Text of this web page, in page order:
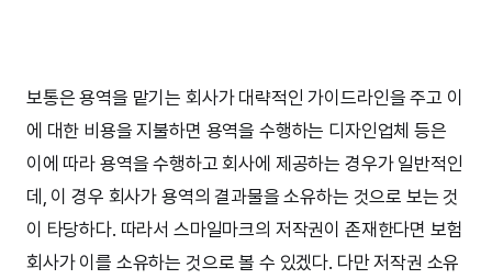
보통은 용역을 맡기는 회사가 대략적인 가이드라인을 주고 이
에 대한 비용을 지불하면 용역을 수행하는 디자인업체 등은
이에 따라 용역을 수행하고 회사에 제공하는 경우가 일반적인
데, 이 경우 회사가 용역의 결과물을 소유하는 것으로 보는 것
이 타당하다. 따라서 스마일마크의 저작권이 존재한다면 보험
회사가 이를 소유하는 것으로 볼 수 있겠다. 다만 저작권 소유